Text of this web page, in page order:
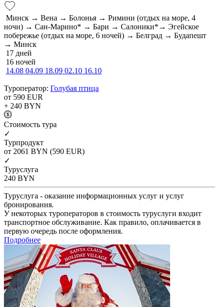
Минск → Вена → Болонья → Римини (отдых на море, 4
ночи) → Сан-Марино* → Бари → Салоники*→ Эгейское
побережье (отдых на море, 6 ночей) → Белград → Будапешт
→ Минск
17 дней
16 ночей
14.08 04.09 18.09 02.10 16.10
Туроператор: Голубая птица
от 590 EUR
+ 240 BYN
Cтоимость тура
✓
Турпродукт
от 2061 BYN (590 EUR)
✓
Туруслуга
240 BYN
Туруслуга - оказание информационных услуг и услуг
бронирования.
У некоторых туроператоров в стоимость туруслуги входит
транспортное обслуживание. Как правило, оплачивается в
первую очередь после оформления.
Подробнее